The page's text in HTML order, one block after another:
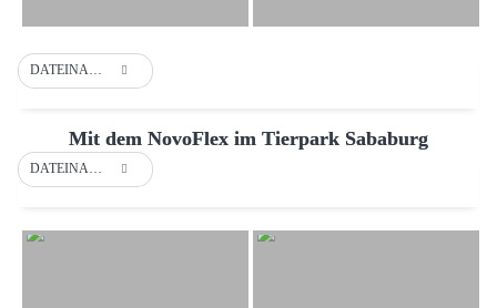
DATEINAME
Mit dem NovoFlex im Tierpark Sababurg
DATEINAME